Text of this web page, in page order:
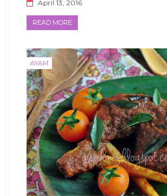
April 13, 2016
READ MORE
AYAM